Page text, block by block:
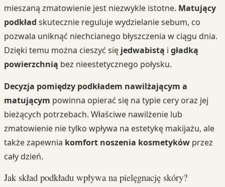
mieszaną zmatowienie jest niezwykle istotne. Matujący
podkład skutecznie reguluje wydzielanie sebum, co
pozwala uniknąć niechcianego błyszczenia w ciągu dnia.
Dzięki temu można cieszyć się jedwabistą i gładką
powierzchnią bez nieestetycznego połysku.
Decyzja pomiędzy podkładem nawilżającym a
matującym powinna opierać się na typie cery oraz jej
bieżących potrzebach. Właściwe nawilżenie lub
zmatowienie nie tylko wpływa na estetykę makijażu, ale
także zapewnia komfort noszenia kosmetyków przez
cały dzień.
Jak skład podkładu wpływa na pielęgnację skóry?